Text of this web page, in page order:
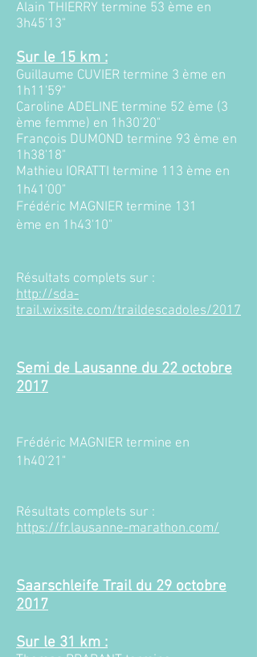
Alain THIERRY termine 53 ème en
3h45'13"
Sur le 15 km :​
Guillaume CUVIER termine 3 ème en
1h11'59"
Caroline ADELINE termine 52 ème (3
ème femme) en 1h30'20"
François DUMOND termine 93 ème en
1h38'18"
Mathieu IORATTI termine 113 ème en
1h41'00"
Frédéric MAGNIER termine 131
ème en 1h43'10"
Résultats complets sur :
http://sda-
trail.wixsite.com/traildescadoles/2017
Semi de Lausanne du 22octobre
2017​
Frédéric MAGNIER termine en
1h40'21"
Résultats complets sur :
https://fr.lausanne-marathon.com/
Saarschleife Trail du 29 octobre
2017​
Sur le 31 km :​